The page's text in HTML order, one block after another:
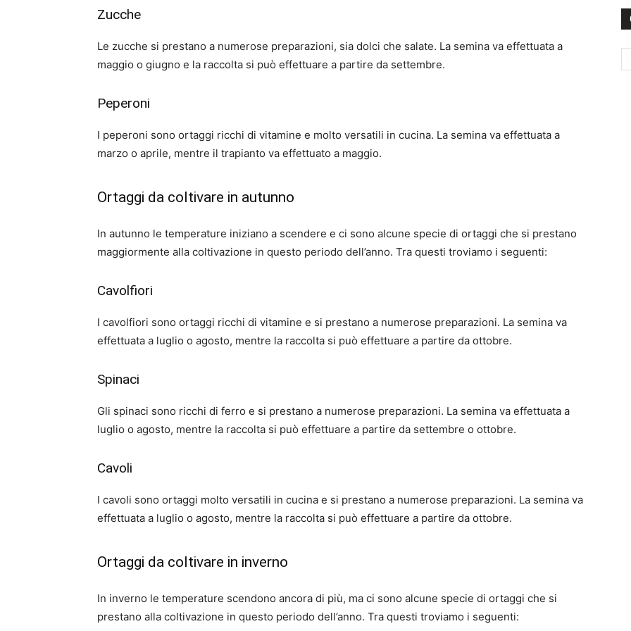
Zucche
Le zucche si prestano a numerose preparazioni, sia dolci che salate. La semina va effettuata a
maggio o giugno e la raccolta si può effettuare a partire da settembre.
Peperoni
I peperoni sono ortaggi ricchi di vitamine e molto versatili in cucina. La semina va effettuata a
marzo o aprile, mentre il trapianto va effettuato a maggio.
Ortaggi da coltivare in autunno
In autunno le temperature iniziano a scendere e ci sono alcune specie di ortaggi che si prestano
maggiormente alla coltivazione in questo periodo dell’anno. Tra questi troviamo i seguenti:
Cavolfiori
I cavolfiori sono ortaggi ricchi di vitamine e si prestano a numerose preparazioni. La semina va
effettuata a luglio o agosto, mentre la raccolta si può effettuare a partire da ottobre.
Spinaci
Gli spinaci sono ricchi di ferro e si prestano a numerose preparazioni. La semina va effettuata a
luglio o agosto, mentre la raccolta si può effettuare a partire da settembre o ottobre.
Cavoli
I cavoli sono ortaggi molto versatili in cucina e si prestano a numerose preparazioni. La semina va
effettuata a luglio o agosto, mentre la raccolta si può effettuare a partire da ottobre.
Ortaggi da coltivare in inverno
In inverno le temperature scendono ancora di più, ma ci sono alcune specie di ortaggi che si
prestano alla coltivazione in questo periodo dell’anno. Tra questi troviamo i seguenti: